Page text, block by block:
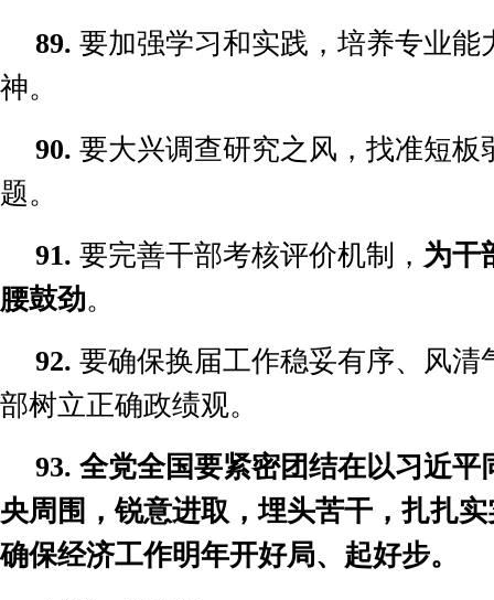
89. 要加强学习和实践，培养专业能
神。
90. 要大兴调查研究之风，找准短板
题。
91. 要完善干部考核评价机制， 为干
腰鼓劲。
92. 要确保换届工作稳妥有序、风清
部树立正确政绩观。
93. 全党全国要紧密团结在以习近平
央周围，锐意进取，埋头苦干，扎扎
确保经济工作明年开好局、起好步。